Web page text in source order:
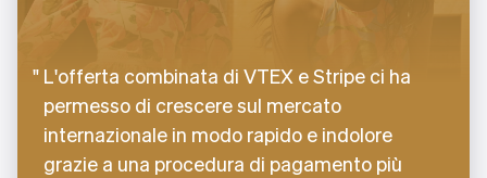
L'offerta combinata di VTEX e Stripe ci ha
permesso di crescere sul mercato
internazionale in modo rapido e indolore
grazie a una procedura di pagamento più